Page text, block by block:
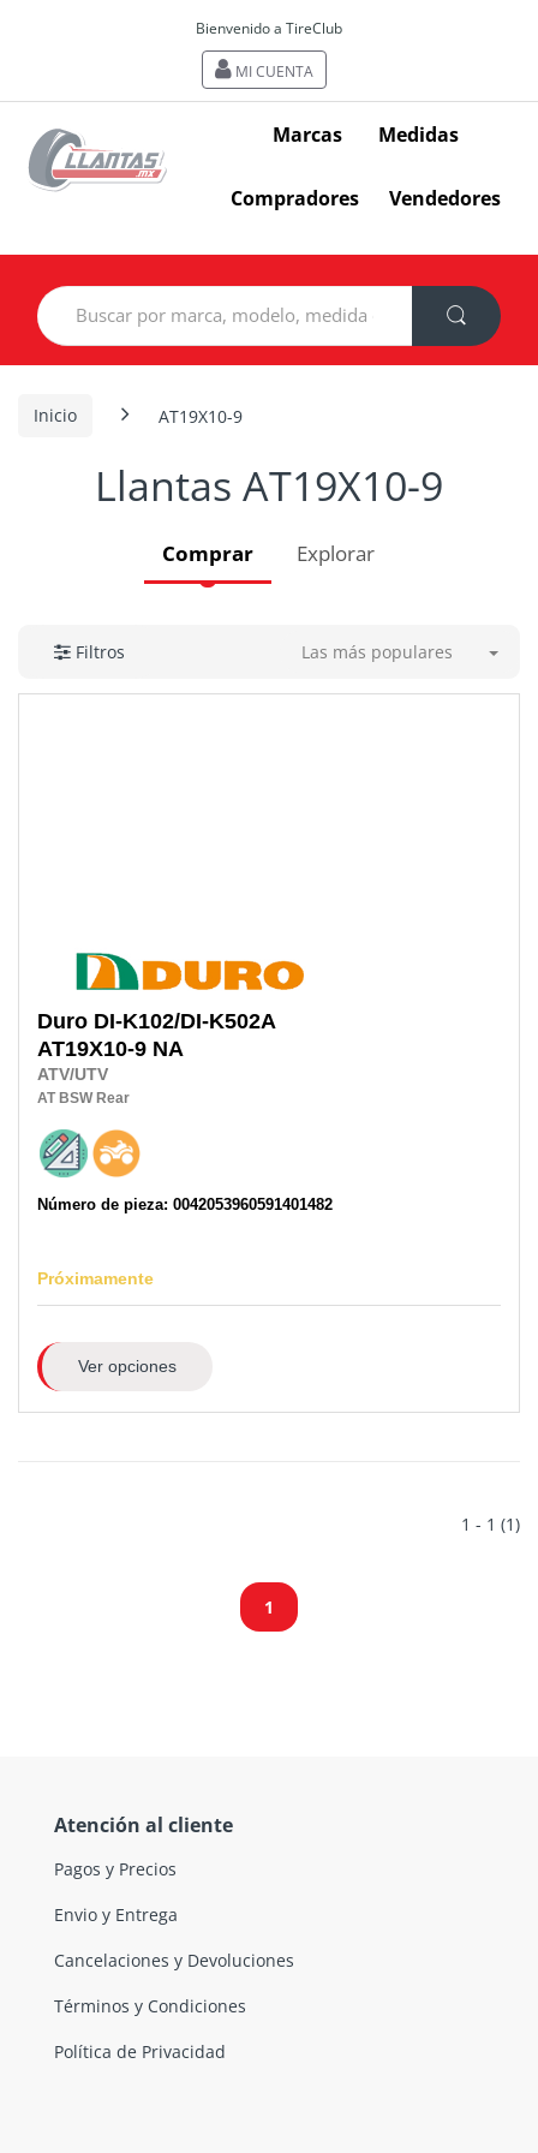
Bienvenido a TireClub
MI CUENTA
Marcas Medidas
Compradores Vendedores
Search
for:
Inicio AT19X10-9
Llantas AT19X10-9
Comprar Explorar
Filtros Las más populares
Duro DI-K102/DI-K502A
AT19X10-9 NA
ATV/UTV
AT BSW Rear
Número de pieza: 0042053960591401482
Próximamente
Ver opciones
1 - 1 (1)
1
Atención al cliente
Pagos y Precios
Envio y Entrega
Cancelaciones y Devoluciones
Términos y Condiciones
Política de Privacidad